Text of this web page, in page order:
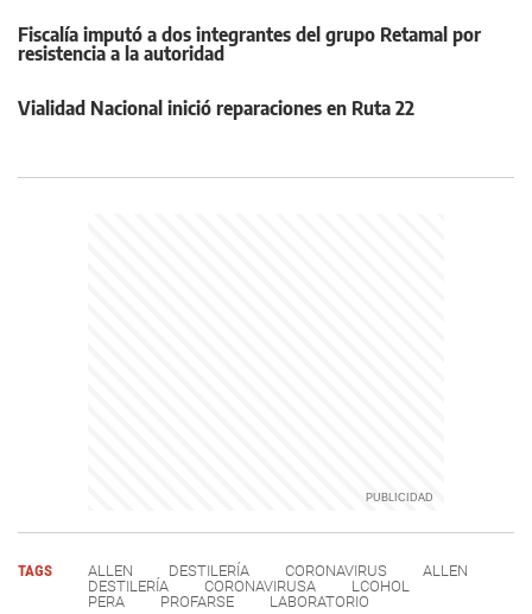
Fiscalía imputó a dos integrantes del grupo Retamal por
resistencia a la autoridad
Vialidad Nacional inició reparaciones en Ruta 22
TAGS ALLEN DESTILERÍA CORONAVIRUS
ALLEN
DESTILERÍA
CORONAVIRUSA
LCOHOL
PERA
PROFARSE LABORATORIO